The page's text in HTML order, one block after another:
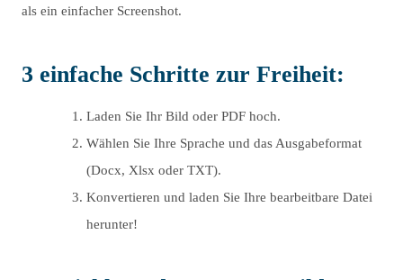
als ein einfacher Screenshot.
3 einfache Schritte zur Freiheit:
Laden Sie Ihr Bild oder PDF hoch.
Wählen Sie Ihre Sprache und das Ausgabeformat
(Docx, Xlsx oder TXT).
Konvertieren und laden Sie Ihre bearbeitbare Datei
herunter!